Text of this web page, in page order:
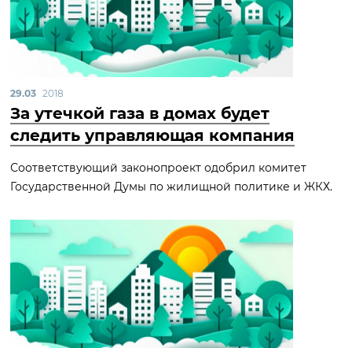
29.03 2018
За утечкой газа в домах будет
следить управляющая компания
Соответствующий законопроект одобрил комитет
Государственной Думы по жилищной политике и ЖКХ.